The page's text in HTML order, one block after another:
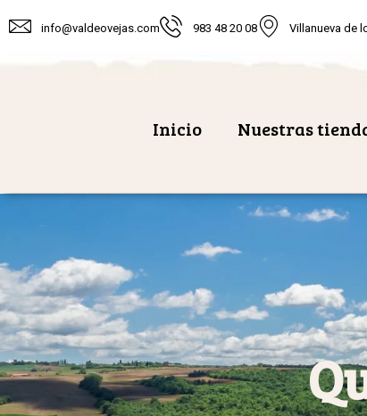
info@valdeovejas.com 983 48 20 08 Villanueva de
Inicio Nuestras